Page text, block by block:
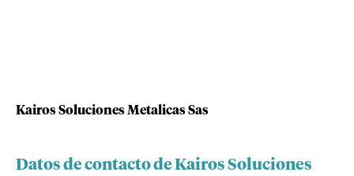
Kairos Soluciones Metalicas Sas
Datos de contacto de Kairos Soluciones